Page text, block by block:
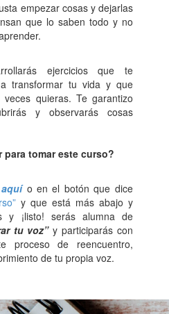
empezar cosas y dejarlas
que lo saben todo y no
ejercicios que te
transformar tu vida y que
quieras. Te garantizo
y observarás cosas
para tomar este curso?
aquí o en el botón que dice
y que está más abajo y
y ¡listo! serás alumna de
tu voz”y participarás con
proceso de reencuentro,
de tu propia voz.